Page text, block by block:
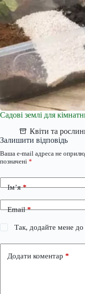
Садові землі для
Квіти та
Залишити відповідь
Ваша e-mail адреса не
позначені *
Ім’я*
Email*
Так, додайте мене до
Додати коментар *